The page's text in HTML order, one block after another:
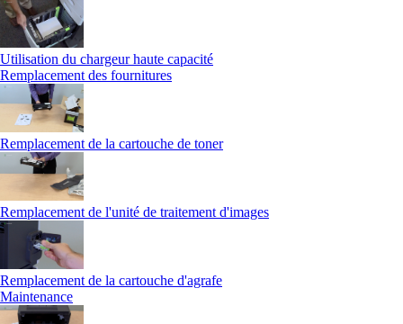
Utilisation du chargeur haute capacité
Remplacement des fournitures
Remplacement de la cartouche de toner
Remplacement de l'unité de traitement d'images
Remplacement de la cartouche d'agrafe
Maintenance